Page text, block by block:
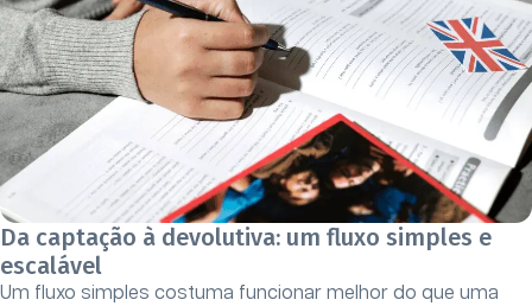
Da captação à devolutiva: um fluxo simples e
escalável
Um fluxo simples costuma funcionar melhor do que uma